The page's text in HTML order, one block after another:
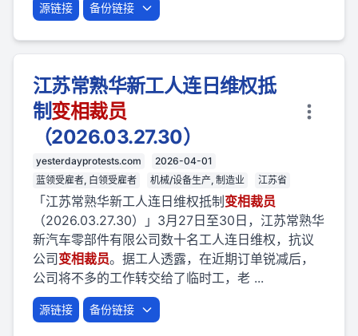
源链接 备份链接
江苏常熟华新工人连日维权抵
制变相裁员
（2026.03.27.30）
yesterdayprotests.com
2026-04-01
蓝领受雇者, 白领受雇者
机械/设备生产, 制造业 江苏省
「江苏常熟华新工人连日维权抵制 变相裁员
（2026.03.27.30）」3月27日至30日，江苏常熟华
新汽车零部件有限公司数十名工人连日维权，抗议
公司 变相裁员。据工人透露，在近期订单锐减后，
公司将不多的工作转交给了临时工，老 ...
源链接 备份链接